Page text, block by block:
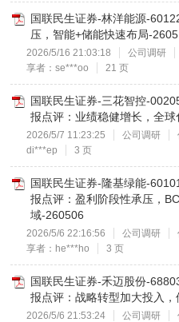
国联民生证券-林洋能源-
压，智能+储能快速布局-
2026/5/16 21:03:18 公司调研
享者：se***oo
21 页
国联民生证券-三花智控-
报点评：业绩稳健增长，全
2026/5/7 11:23:25 公司调研
di***ep
3 页
国联民生证券-隆基绿能-
报点评：盈利阶段性承压，
域-260506
2026/5/6 22:16:56 公司调研
享者：he***ho
3 页
国联民生证券-禾迈股份-
报点评：战略转型加大投入
2026/5/6 21:53:24 公司调研